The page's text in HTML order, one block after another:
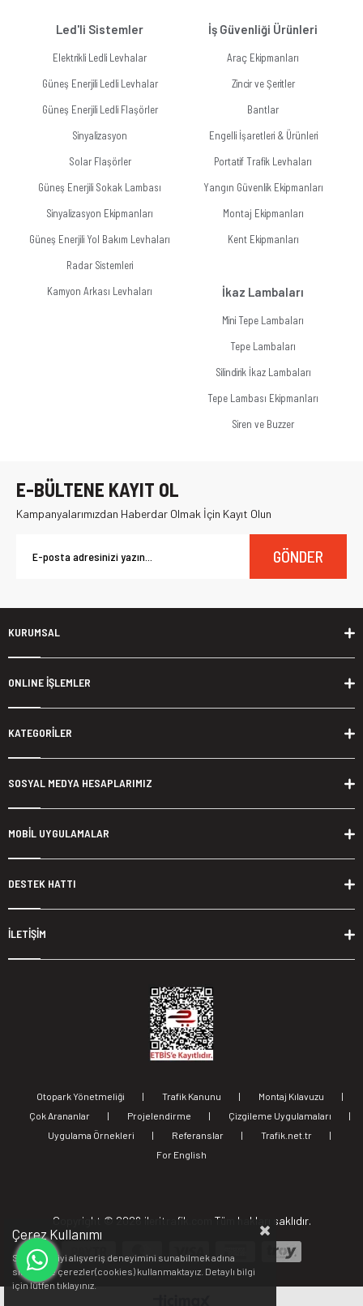
Led'li Sistemler
Elektrikli Ledli Levhalar
Güneş Enerjili Ledli Levhalar
Güneş Enerjili Ledli Flaşörler
Sinyalizasyon
Solar Flaşörler
Güneş Enerjili Sokak Lambası
Sinyalizasyon Ekipmanları
Güneş Enerjili Yol Bakım Levhaları
Radar Sistemleri
Kamyon Arkası Levhaları
İş Güvenliği Ürünleri
Araç Ekipmanları
Zincir ve Şeritler
Bantlar
Engelli İşaretleri & Ürünleri
Portatif Trafik Levhaları
Yangın Güvenlik Ekipmanları
Montaj Ekipmanları
Kent Ekipmanları
İkaz Lambaları
Mini Tepe Lambaları
Tepe Lambaları
Silindirik İkaz Lambaları
Tepe Lambası Ekipmanları
Siren ve Buzzer
E-BÜLTENE KAYIT OL
Kampanyalarımızdan Haberdar Olmak İçin Kayıt Olun
GÖNDER
KURUMSAL
ONLINE İŞLEMLER
KATEGORİLER
SOSYAL MEDYA HESAPLARIMIZ
MOBİL UYGULAMALAR
DESTEK HATTI
İLETİŞİM
Otopark Yönetmeliği | Trafik Kanunu | Montaj Kılavuzu
|
Çok Arananlar
| Projelendirme | Çizgileme Uygulamaları
|
Uygulama Örnekleri
| Referanslar | Trafik.net.tr
|
For English
Copyright © 2026 ileritrafik.com Tüm hakları saklıdır.
Çerez Kullanımı
Sizlere en iyi alışveriş deneyimini sunabilmek adına
sitemizde çerezler(cookies) kullanmaktayız. Detaylı bilgi
için lütfen tıklayınız.